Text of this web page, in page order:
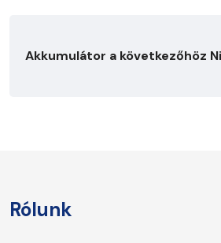
Akkumulátor a következőhöz
Rólunk